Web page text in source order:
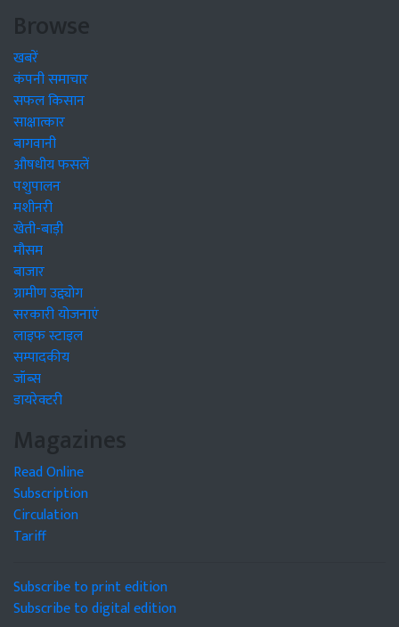
Browse
खबरें
कंपनी समाचार
सफल किसान
साक्षात्कार
बागवानी
औषधीय फसलें
पशुपालन
मशीनरी
खेती-बाड़ी
मौसम
बाजार
ग्रामीण उद्द्योग
सरकारी योजनाएं
लाइफ स्टाइल
सम्पादकीय
जॉब्स
डायरेक्टरी
Magazines
Read Online
Subscription
Circulation
Tariff
Subscribe to print edition
Subscribe to digital edition